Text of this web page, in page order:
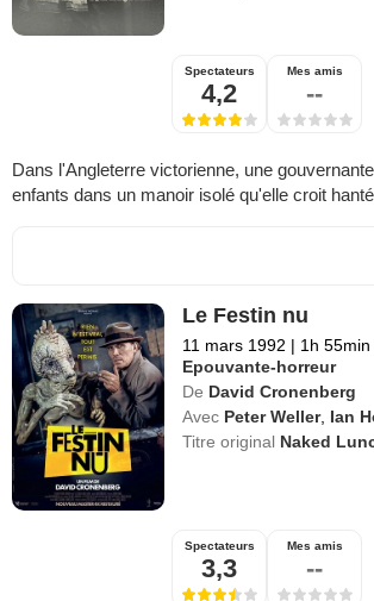
Spectateurs
4,2
Mes amis
--
Dans l'Angleterre victorienne, une
enfants dans un manoir isolé qu'elle croit
Le Festin nu
11 mars 1992 | 1h 55min
Epouvante-horreur
De David Cronenberg
Avec Peter Weller, Ian
Titre original Naked
Spectateurs
3,3
Mes amis
--